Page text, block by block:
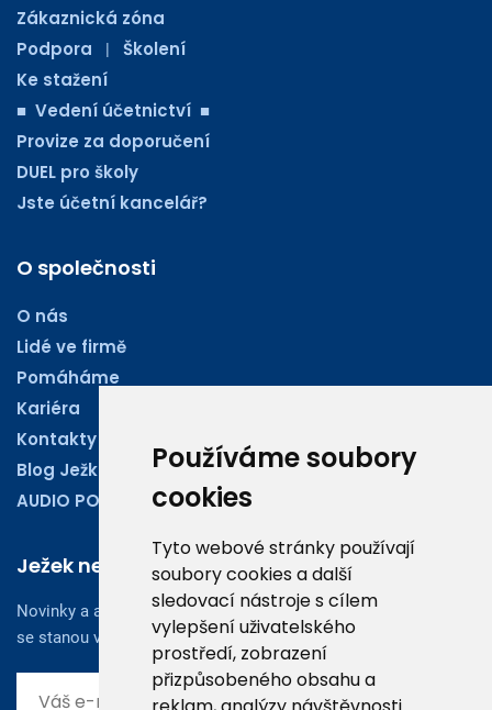
Používáme soubory
cookies
Tyto webové stránky používají
soubory cookies a další
sledovací nástroje s cílem
vylepšení uživatelského
prostředí, zobrazení
přizpůsobeného obsahu a
Zákaznická zóna
Podpora
| Školení
Ke stažení
■ Vedení účetnictví ■
Provize za doporučení
DUEL pro školy
Jste účetní kancelář?
O společnosti
O nás
Lidé ve firmě
Pomáháme
Kariéra
Kontakty
Blog Ježkoviny
AUDIO PODCASTY
Ježek newsletter
Novinky a aktuality z oboru účetnictví, obchodu či legislativy
se stanou vaším dobrým rádcem.